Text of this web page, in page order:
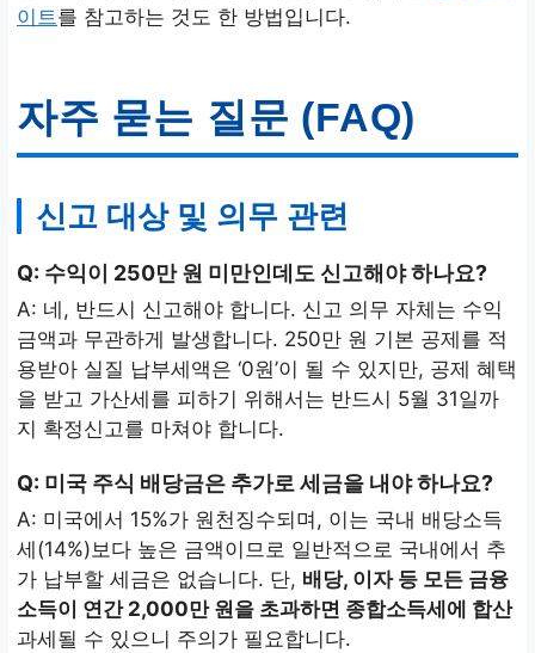
이트 를 참고하는 것도 한 방법입니다.
자주 묻는 질문 (FAQ)
신고 대상 및 의무 관련
Q: 수익이 250만 원 미만인데도 신고해야 하나요?
A: 네, 반드시 신고해야 합니다. 신고 의무 자체는 수익
금액과 무관하게 발생합니다. 250만 원 기본 공제를 적
용받아 실질 납부세액은 ‘0원’이 될 수 있지만, 공제 혜택
을 받고 가산세를 피하기 위해서는 반드시 5월 31일까
지 확정신고를 마쳐야 합니다.
Q: 미국 주식 배당금은 추가로 세금을 내야 하나요?
A: 미국에서 15%가 원천징수되며, 이는 국내 배당소득
세(14%)보다 높은 금액이므로 일반적으로 국내에서 추
가 납부할 세금은 없습니다. 단, 배당, 이자 등 모든 금융
소득이 연간 2,000만 원을 초과하면 종합소득세에 합산
과세될 수 있으니 주의가 필요합니다.